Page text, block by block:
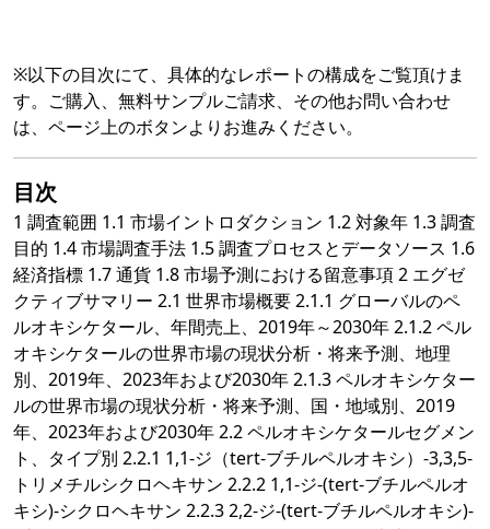
※以下の目次にて、具体的なレポートの構成をご覧頂けま
す。ご購入、無料サンプルご請求、その他お問い合わせ
は、ページ上のボタンよりお進みください。
目次
1 調査範囲 1.1 市場イントロダクション 1.2 対象年 1.3 調査
目的 1.4 市場調査手法 1.5 調査プロセスとデータソース 1.6
経済指標 1.7 通貨 1.8 市場予測における留意事項 2 エグゼ
クティブサマリー 2.1 世界市場概要 2.1.1 グローバルのペ
ルオキシケタール、年間売上、2019年～2030年 2.1.2 ペル
オキシケタールの世界市場の現状分析・将来予測、地理
別、2019年、2023年および2030年 2.1.3 ペルオキシケター
ルの世界市場の現状分析・将来予測、国・地域別、2019
年、2023年および2030年 2.2 ペルオキシケタールセグメン
ト、タイプ別 2.2.1 1,1-ジ（tert-ブチルペルオキシ）-3,3,5-
トリメチルシクロヘキサン 2.2.2 1,1-ジ-(tert-ブチルペルオ
キシ)-シクロヘキサン 2.2.3 2,2-ジ-(tert-ブチルペルオキシ)-